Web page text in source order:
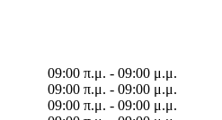
09:00 π.μ. - 09:00 μ.μ.
09:00 π.μ. - 09:00 μ.μ.
09:00 π.μ. - 09:00 μ.μ.